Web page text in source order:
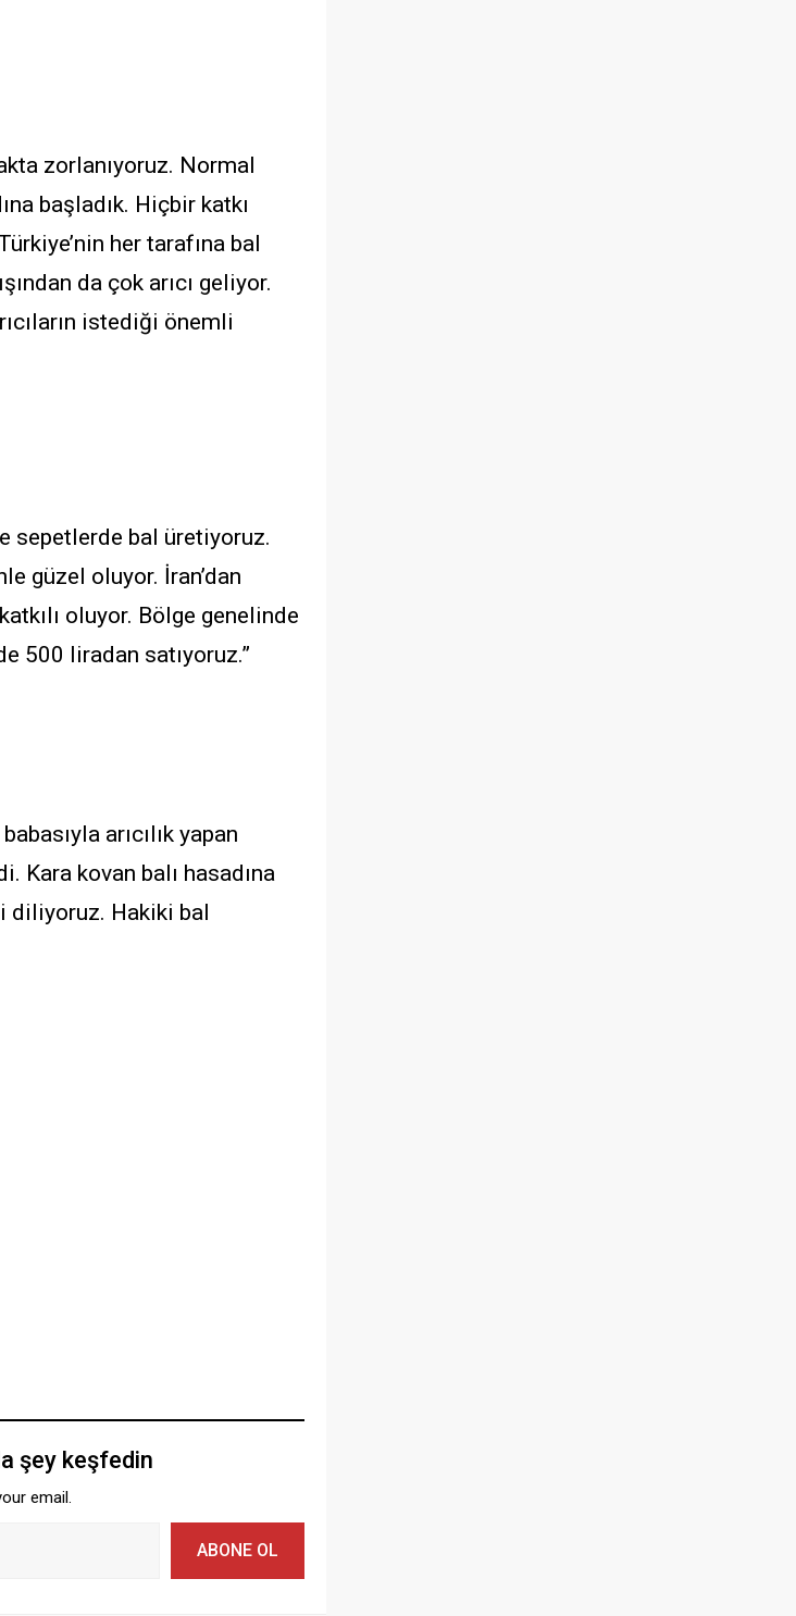
zorlanıyoruz. Normal
başladık. Hiçbir katkı
her tarafına bal
da çok arıcı geliyor.
istediği önemli
sepetlerde bal üretiyoruz.
güzel oluyor. İran’dan
oluyor. Bölge genelinde
500 liradan satıyoruz.”
arıcılık yapan
Kara kovan balı hasadına
diliyoruz. Hakiki bal
şey keşfedin
email.
ABONE OL